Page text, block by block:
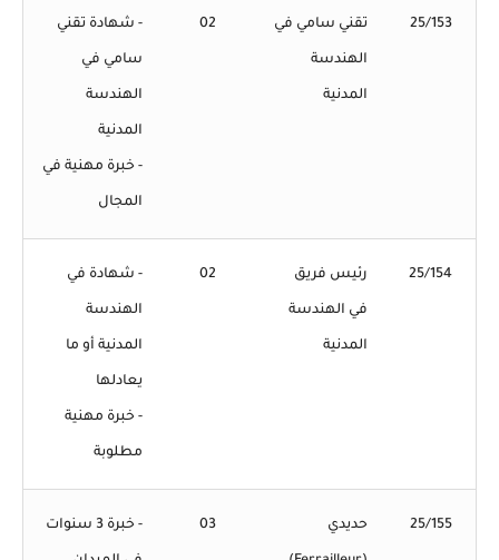
25/153 تقني سامي في
الهندسة
المدنية
02 - شهادة تقني
سامي في
الهندسة
المدنية
- خبرة مهنية في
المجال
25/154 رئيس فريق
في الهندسة
المدنية
02 - شهادة في
الهندسة
المدنية أو ما
يعادلها
- خبرة مهنية
مطلوبة
25/155 حديدي 03 - خبرة 3 سنوات